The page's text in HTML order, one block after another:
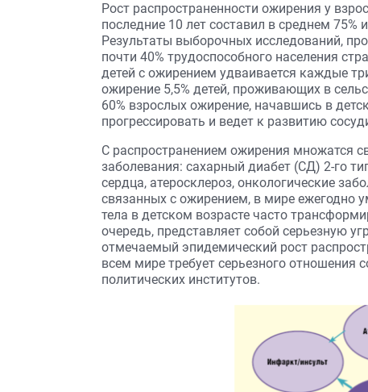
Рост распространенности ожирения у
последние 10 лет составил в среднем
Результаты выборочных исследований,
почти 40% трудоспособного населения
детей с ожирением удваивается каждые
ожирение 5,5% детей, проживающих в
60% взрослых ожирение, начавшись в
прогрессировать и ведет к развитию
С распространением ожирения множатся
заболевания: сахарный диабет (СД) 2-го
сердца, атеросклероз, онкологические
связанных с ожирением, в мире ежегодно
тела в детском возрасте часто
очередь, представляет собой серьезную
отмечаемый эпидемический рост
всем мире требует серьезного отношения
политических институтов.